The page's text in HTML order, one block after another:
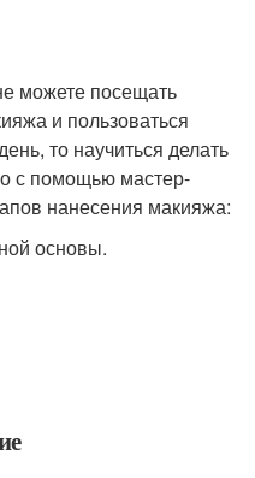
можете посещать
и пользоваться
то научиться делать
с помощью мастер-
нанесения макияжа:
основы.